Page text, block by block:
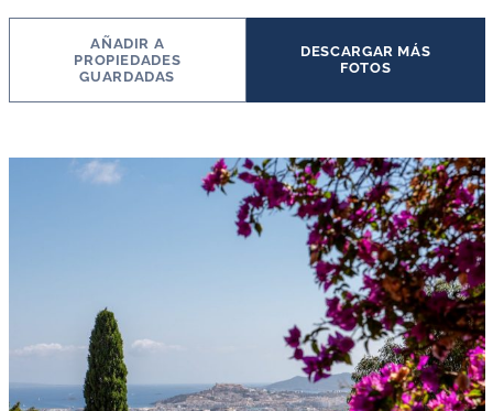
AÑADIR A
PROPIEDADES
GUARDADAS
DESCARGAR MÁS
FOTOS